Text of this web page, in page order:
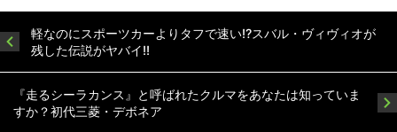
軽なのにスポーツカーよりタフで速い!?スバル・ヴィヴィオが
残した伝説がヤバイ!!
『走るシーラカンス』と呼ばれたクルマをあなたは知っていま
すか？初代三菱・デボネア